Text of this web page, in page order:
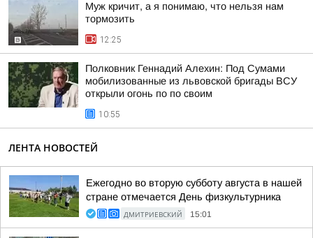
Муж кричит, а я понимаю, что нельзя нам
тормозить
12:25
Полковник Геннадий Алехин: Под Сумами
мобилизованные из львовской бригады ВСУ
открыли огонь по по своим
10:55
ЛЕНТА НОВОСТЕЙ
Ежегодно во вторую субботу августа в нашей
стране отмечается День физкультурника
ДМИТРИЕВСКИЙ 15:01